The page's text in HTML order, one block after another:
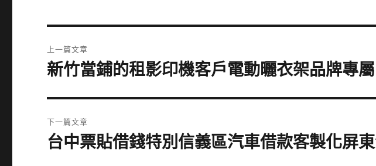
章
上一篇文章
上
篇
文
章:
新竹當鋪的租影印機客戶電動曬衣架品牌專
下一篇文章
下
台中票貼借錢特別信義區汽車借款客製化屏